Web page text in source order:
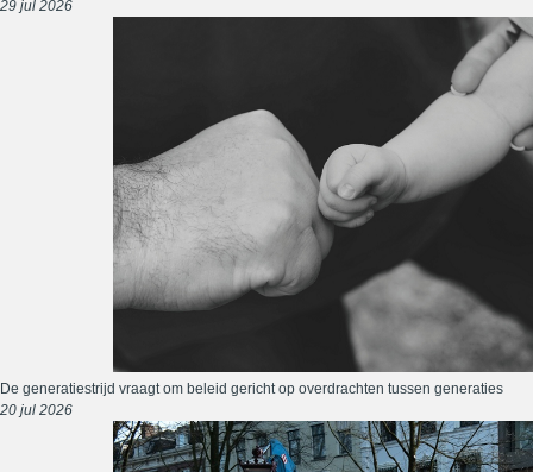
29 jul 2026
De generatiestrijd vraagt om beleid gericht op overdrachten tussen generaties
20 jul 2026